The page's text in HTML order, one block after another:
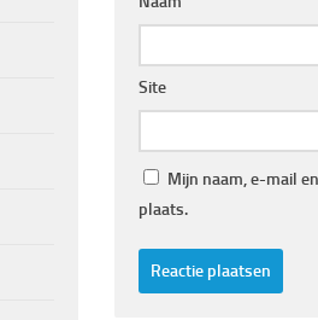
Site
Mijn naam, e-mail
plaats.